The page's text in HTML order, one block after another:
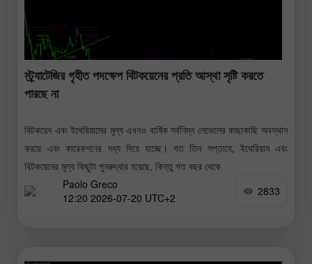
স্ট্র্যাটেজির গৃহীত পদক্ষেপ বিটকয়েনের প্রতি আস্থা সৃষ্টি করতে
পারছে না
বিটকয়েন এবং ইথেরিয়ামের মূল্য এখনও বার্ষিক সর্বনিম্ন লেভেলের কাছাকাছি অবস্থান
করছে এবং কারেকশনের মধ্য দিয়ে যাচ্ছে। গত তিন সপ্তাহে, ইথেরিয়াম এবং
বিটকয়েনের মূল্য কিছুটা পুনরুদ্ধার হয়েছে, কিন্তু গত বছর থেকে
Paolo Greco
12:20 2026-07-20 UTC+2
2833